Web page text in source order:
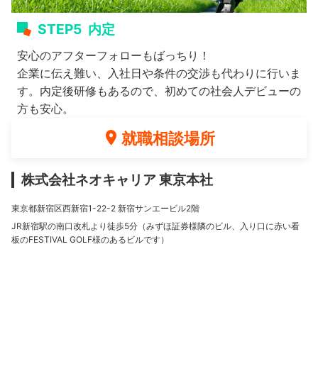
STEP5 内定
安心のアフターフォローもばっちり！
企業に伝え難い、入社日や条件の交渉も代わりに行いま
す。内定後研修もあるので、初めての社会人デビューの
方も安心。
就職相談場所
株式会社ネオキャリア 東京本社
東京都新宿区西新宿1-22-2 新宿サンエービル2階
JR新宿駅の南口改札より徒歩5分（みずほ証券様隣のビル、入り口に赤い看
板のFESTIVAL GOLF様のあるビルです）